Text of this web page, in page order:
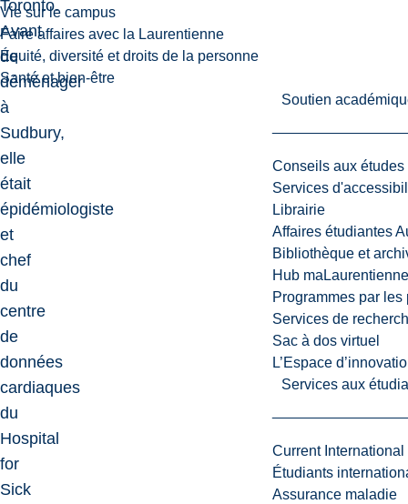
Vie sur le campus
Faire affaires avec la Laurentienne
Équité, diversité et droits de la personne
Santé et bien-être
Soutien
Conseils aux études
Services
Librairie
Affaires étudiantes
Bibliothèque et
Hub maLaurentienne
Programmes par les
Services de
Sac à dos virtuel
L’Espace
Services aux
Current International
Étudiants
Assurance maladie
Toronto.
Avant
de
déménager
à
Sudbury,
elle
était
épidémiologiste
et
chef
du
centre
de
données
cardiaques
du
Hospital
for
Sick